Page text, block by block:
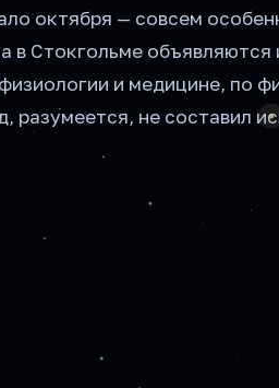
октября — совсем
в Стокгольме
и медицине, по
разумеется, не составил